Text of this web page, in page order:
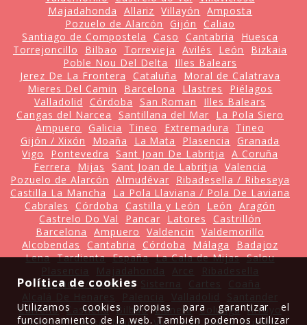
Majadahonda
Allariz Villayón
Amposta
Pozuelo de Alarcón
Gijón
Caliao
Santiago de Compostela
Caso Cantabria
Huesca
Torrejoncillo
Bilbao Torrevieja Avilés León
Bizkaia
Poble Nou Del Delta
Illes Balears
Jerez De La Frontera
Cataluña
Moral de Calatrava
Mieres Del Camin
Barcelona Llastres
Piélagos
Valladolid
Córdoba San Roman
Illes Balears
Cangas del Narcea
Santillana del Mar
La Pola Siero
Ampuero
Galicia Tineo Extremadura
Tineo
Gijón / Xixón
Moaña La Mata Plasencia
Granada
Vigo
Pontevedra Sant Joan De Labritja
A Coruña
Ferrera
Mijas Sant Joan de Labritja
Valencia
Pozuelo de Alarcón
Almudévar
Ribadesella / Ribeseya
Castilla La Mancha
La Pola Llaviana / Pola De Laviana
Cabrales
Córdoba Castilla y León León
Aragón
Castrelo Do Val
Pancar Latores
Castrillón
Barcelona
Ampuero Valdencin
Valdemorillo
Alcobendas
Cantabria Córdoba Málaga
Badajoz
Lena Tardienta España La Cala de Mijas Salou
Valencia / València
Carreño Castiellu Bilbao Llanera Colunga
Arroyo
Parres Ourense Madrid Vic León Salou Ruente
Política de cookies
Utilizamos cookies propias para garantizar el
funcionamiento de la web. También podemos utilizar